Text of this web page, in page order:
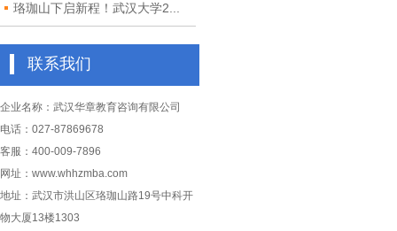
珞珈山下启新程！武汉大学2...
联系我们
企业名称：武汉华章教育咨询有限公司
电话：027-87869678
客服：400-009-7896
网址：www.whhzmba.com
地址：武汉市洪山区珞珈山路19号中科开
物大厦13楼1303